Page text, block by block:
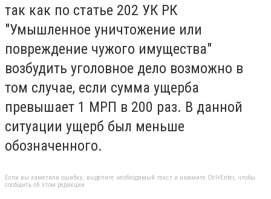
так как по статье 202 УК РК
"Умышленное уничтожение или
повреждение чужого имущества"
возбудить уголовное дело возможно в
том случае, если сумма ущерба
превышает 1 МРП в 200 раз. В данной
ситуации ущерб был меньше
обозначенного.
Если вы заметили ошибку, выделите необходимый текст и нажмите Ctrl+Enter, чтобы
сообщить об этом редакции